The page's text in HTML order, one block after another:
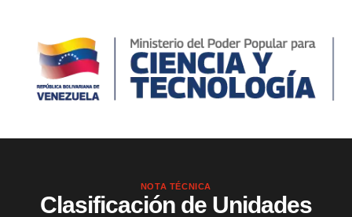
NOTA TÉCNICA
Clasificación de Unidades